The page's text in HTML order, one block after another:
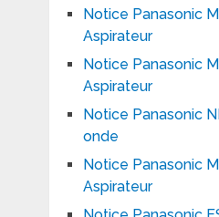
Notice Panasonic
Aspirateur
Notice Panasonic
Aspirateur
Notice Panasonic
onde
Notice Panasonic
Aspirateur